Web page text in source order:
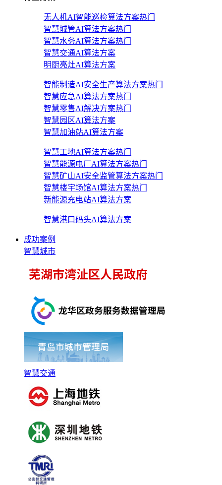
无人机AI智能巡检算法方案热门
智慧城管AI算法方案热门
智慧水务AI算法方案热门
智慧交通AI算法方案
明厨亮灶AI算法方案
智能制造AI安全生产算法方案热门
智慧应急AI算法方案热门
智慧零售AI解决方案热门
智慧园区AI算法方案
智慧加油站AI算法方案
智慧工地AI算法方案热门
智慧能源电厂AI算法方案热门
智慧矿山AI安全监管算法方案热门
智慧楼宇场馆AI算法方案热门
新能源充电站AI算法方案
智慧港口码头AI算法方案
成功案例
智慧城市
智慧交通